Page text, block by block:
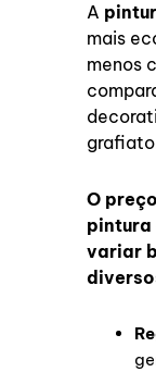
A
mais
menos
O
pintura
variar